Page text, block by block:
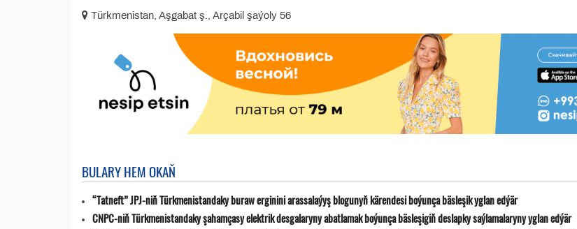
Türkmenistan, Aşgabat ş., Arçabil şaýoly 56
BULARY HEM OKAŇ
“Tatneft” JPJ-niň Türkmenistandaky buraw erginini arassalaýyş blogunyň kärendesi boýunça bäsleşik yglan edýär
CNPC-niň Türkmenistandaky şahamçasy elektrik desgalaryny abatlamak boýunça bäsleşigiň deslapky saýlamalaryny yglan edýär